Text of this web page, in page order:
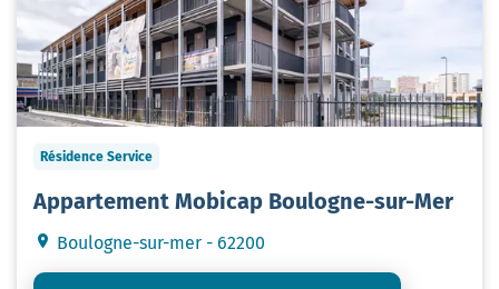
Résidence Service
Appartement Mobicap Boulogne-sur-Mer
Boulogne-sur-mer - 62200